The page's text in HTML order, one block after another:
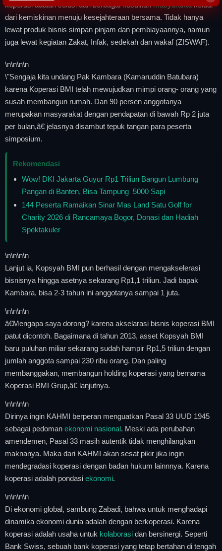
koperasi adalah solusi dari berbagai kesulitanmasyarakatkeluar
dari kemiskinan menuju kesejahteraan bersama. Tidak hanya
lewat produk bisnis simpan pinjam dan pembiayaannya, namun
juga lewat kegiatan Zakat, Infak, sedekah dan wakaf (ZISWAF).
\n\n\n\n
\"Sengaja kita undang Pak Kambara (Kamaruddin Batubara)
karena Koperasi BMI telah mewujudkan mimpi orang- orang yang
susah membangun rumah. Dan 90 persen anggotanya
merupakan masyarakat dengan pendapatan di bawah Rp 2 juta
per bulan,â€ jelasnya disambut tepuk tangan para peserta
simposium.
Rekomendasi
Wow! DKI Jakarta Guyur Rp1 Triliun Bangun Lumbung
Pangan di Banten, Bisa Tampung 5000 Sapi
144 Peserta Ramaikan Sinar Mas Land Satu Golf for
Charity 2026 di Rancamaya Bogor, Donasi dan Hadiah
Spektakuler
\n\n\n\n
Lanjut ia, Kopsyah BMI pun berhasil dengan mengakselerasi
bisnisnya hingga asetnya sekarang Rp1,1 triliun. Jadi bapak
Kambara, bisa 2-3 tahun ini anggotanya sampai 1 juta.
\n\n\n\n
â€Mengapa saya dorong? karena akselarasi bisnis koperasi BMI
patut dicontoh. Bagaimana di tahun 2013, asset Kopsyah BMI
baru puluhan miliar sekarang sudah hampir Rp1,5 triliun dengan
jumlah anggota sampai 230 ribu orang. Dan paling
membanggakan, membangun holding koperasi yang bernama
Koperasi BMI Grup,â€ lanjutnya.
\n\n\n\n
Dirinya ingin KAHMI berperan menguatkan Pasal 33 UUD 1945
sebagai pedoman ekonomi nasional. Meski ada perubahan
amendemen, Pasal 33 masih autentik tidak menghilangkan
maknanya. Maka dari KAHMI akan sesat pikir jika ingin
mendegradasi koperasi dengan badan hukum lainnnya. Karena
koperasi adalah pondasi ekonomi.
\n\n\n\n
Di ekonomi global, sambung Zabadi, bahwa untuk menghadapi
dinamika ekonomi dunia adalah dengan berkoperasi. Karena
koperasi adalah usaha untuk kolaborasi dan bersinergi. Seperti
Bank Swiss, sebuah bank koperasi yang tetap bertahan di tengah